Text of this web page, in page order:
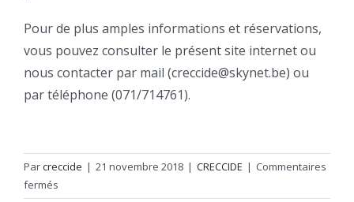
Pour de plus amples informations et réservations,
vous pouvez consulter le présent site internet ou
nous contacter par mail (creccide@skynet.be) ou
par téléphone (071/714761).
Parcreccide | 21 novembre 2018 | CRECCIDE | Commentaires
fermés